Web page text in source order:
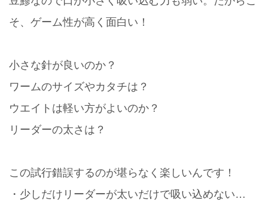
そ、ゲーム性が高く面白い！
小さな針が良いのか？
ワームのサイズやカタチは？
ウエイトは軽い方がよいのか？
リーダーの太さは？
この試行錯誤するのが堪らなく楽しいんです！
・少しだけリーダーが太いだけで吸い込めない…